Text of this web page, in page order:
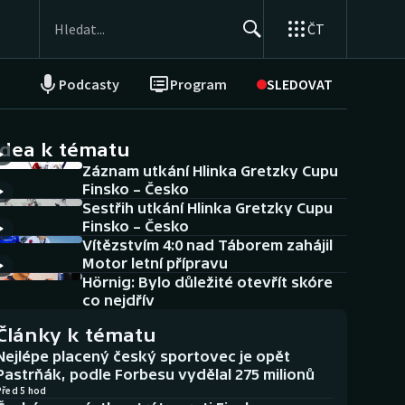
ČT
Podcasty Program SLEDOVAT
NEPŘEHLÉDNĚTE
Historické návraty
Aplikace ČT sport
AZ kvíz
k tématu
Záznam utkání Hlinka Gretzky Cupu
Finsko – Česko
Sestřih utkání Hlinka Gretzky Cupu
Finsko – Česko
Vítězstvím 4:0 nad Táborem zahájil
Motor letní přípravu
Hörnig: Bylo důležité otevřít skóre
co nejdřív
k tématu
placený český sportovec je opět
podle Forbesu vydělal 275 milionů
5 hod